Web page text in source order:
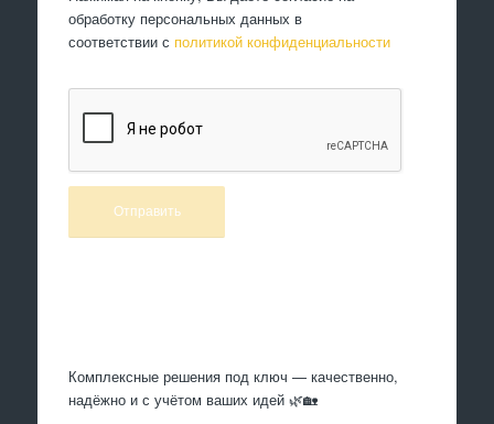
обработку персональных данных в
соответствии с политикой конфиденциальности
Комплексные решения под ключ — качественно,
надёжно и с учётом ваших идей 🌿🏡